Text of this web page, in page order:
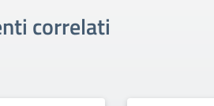
correlati